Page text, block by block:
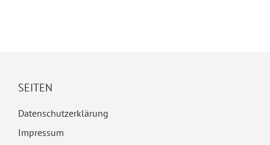
SEITEN
Datenschutzerklärung
Impressum